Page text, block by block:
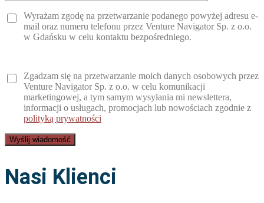
Wyrażam zgodę na przetwarzanie podanego powyżej adresu e-
mail oraz numeru telefonu przez Venture Navigator Sp. z o.o.
w Gdańsku w celu kontaktu bezpośredniego.
Zgadzam się na przetwarzanie moich danych osobowych przez
Venture Navigator Sp. z o.o. w celu komunikacji
marketingowej, a tym samym wysyłania mi newslettera,
informacji o usługach, promocjach lub nowościach zgodnie z
polityką prywatności
Nasi Klienci